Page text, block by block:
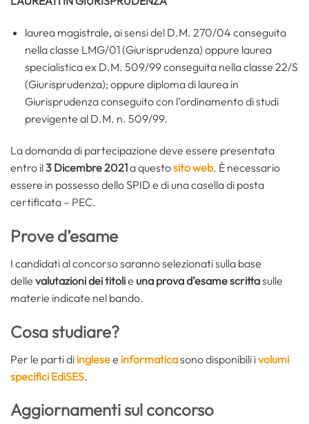
laurea magistrale, ai sensi del D.M. 270/04 conseguita
nella classe LMG/01 (Giurisprudenza) oppure laurea
specialistica ex D.M. 509/99 conseguita nella classe 22/S
(Giurisprudenza); oppure diploma di laurea in
Giurisprudenza conseguito con l’ordinamento di studi
previgente al D.M. n. 509/99.
La domanda di partecipazione deve essere presentata
entro il3 Dicembre 2021a questosito web. È necessario
essere in possesso dello SPID e di una casella di posta
certificata – PEC.
Prove d’esame
I candidati al concorso saranno selezionati sulla base
delle valutazioni dei titolie una prova d’esame scrittasulle
materie indicate nel bando.
Cosa studiare?
Per le parti di inglesee informaticasono disponibili ivolumi
specifici EdiSES.
Aggiornamenti sul concorso